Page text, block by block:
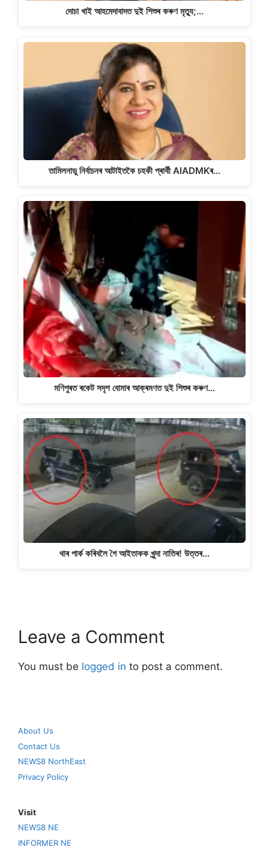
দোচা খাই আহমেদাবাদত দুই শিশুৰ কৰুণ মৃত্যু;…
তামিলনাডু নিৰ্বাচনৰ আটাইতকৈ চহকী প্ৰাৰ্থী AIADMKৰ…
মণিপুৰত ৰকেট সদৃশ বোমাৰ আক্ৰমণত দুই শিশুৰ কৰুণ…
থাৰ পাৰ্ক কৰিবলৈ গৈ আইতাকক খুন্দা নাতিৰ! উত্তৰ…
Leave a Comment
You must be logged in to post a comment.
About Us
Contact Us
NEWS8 NorthEast
Privacy Policy
Visit
NEWS8 NE
INFORMER NE